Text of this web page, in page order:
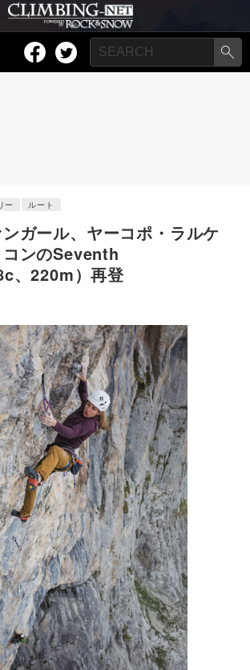
ー ルート
ガール、ヤーコポ・ラルケ
ンのSeventh
、220m）再登